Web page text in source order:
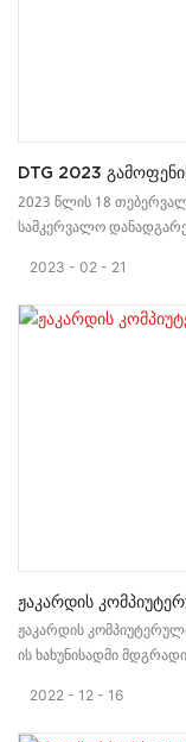
DTG 2023
2023 წლის 18
სამკერვალო
გამოფენაზე შევხვდით
ისინი ძალიან
დადასტურება გვაძლევს
2023 02 21
Ჟაკარდის
ჟაკარდის
ის ხახუნისადმი
არის.
2022 12 16